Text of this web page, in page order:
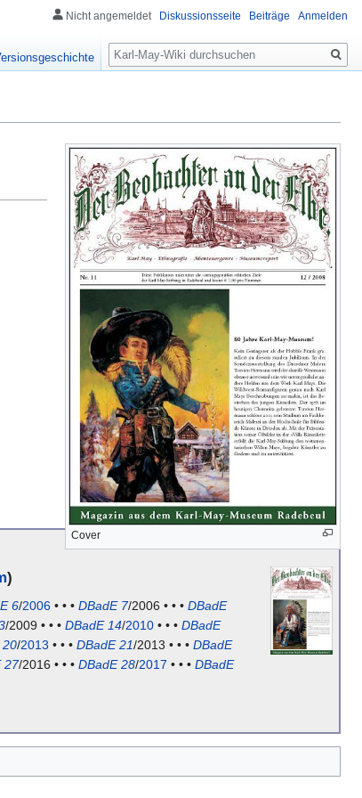
Cover
)
6/2006 • • • DBadE 7/2006 • • • DBadE
/2009 • • • DBadE 14/2010 • • • DBadE
20/2013 • • • DBadE 21/2013 • • • DBadE
27/2016 • • • DBadE 28/2017 • • • DBadE
Nicht angemeldet Diskussionsseite Beiträge Anmelden
Suche